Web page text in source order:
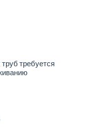
требуется